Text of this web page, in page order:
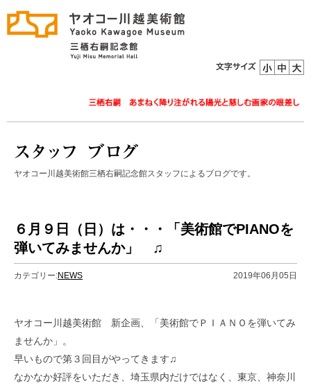
ヤオコー川越美術館三栖右嗣記念館スタッフによるブログです。
６月９日（日）は・・・「美術館でPIANOを
弾いてみませんか」 ♫
カテゴリー:NEWS 2019年06月05日
ヤオコー川越美術館 新企画、「美術館でＰＩＡＮＯを弾いてみ
ませんか」。
早いもので第３回目がやってきます♫
なかなか好評をいただき、埼玉県内だけではなく、東京、神奈川